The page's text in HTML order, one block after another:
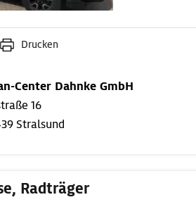
Drucken
Center Dahnke GmbH
16
Stralsund
Radträger